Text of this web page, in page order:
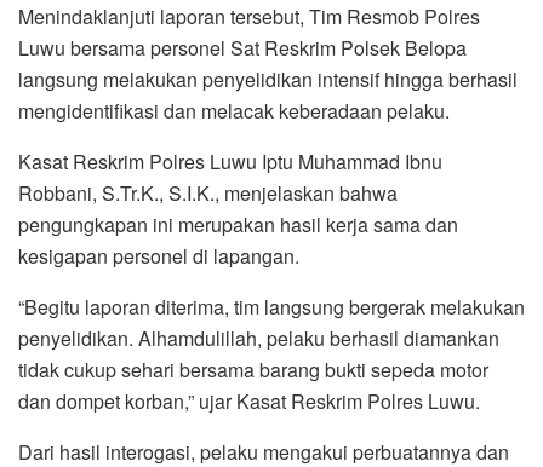
Menindaklanjuti laporan tersebut, Tim Resmob Polres
Luwu bersama personel Sat Reskrim Polsek Belopa
langsung melakukan penyelidikan intensif hingga berhasil
mengidentifikasi dan melacak keberadaan pelaku.
Kasat Reskrim Polres Luwu Iptu Muhammad Ibnu
Robbani, S.Tr.K., S.I.K., menjelaskan bahwa
pengungkapan ini merupakan hasil kerja sama dan
kesigapan personel di lapangan.
“Begitu laporan diterima, tim langsung bergerak melakukan
penyelidikan. Alhamdulillah, pelaku berhasil diamankan
tidak cukup sehari bersama barang bukti sepeda motor
dan dompet korban,” ujar Kasat Reskrim Polres Luwu.
Dari hasil interogasi, pelaku mengakui perbuatannya dan